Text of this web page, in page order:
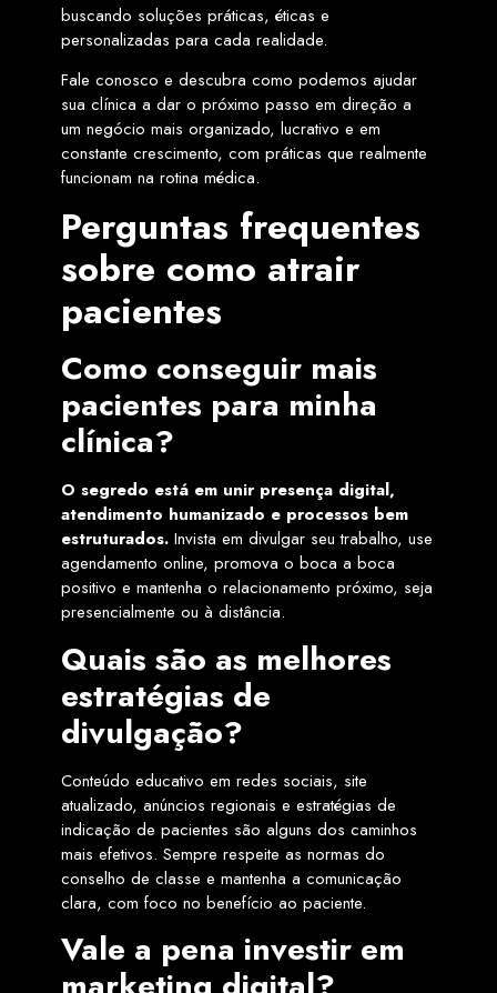
buscando soluções práticas, éticas e
personalizadas para cada realidade.
Fale conosco e descubra como podemos ajudar
sua clínica a dar o próximo passo em direção a
um negócio mais organizado, lucrativo e em
constante crescimento, com práticas que realmente
funcionam na rotina médica.
Perguntas frequentes
sobre como atrair
pacientes
Como conseguir mais
pacientes para minha
clínica?
O segredo está em unir presença digital,
atendimento humanizado e processos bem
estruturados. Invista em divulgar seu trabalho, use
agendamento online, promova o boca a boca
positivo e mantenha o relacionamento próximo, seja
presencialmente ou à distância.
Quais são as melhores
estratégias de
divulgação?
Conteúdo educativo em redes sociais, site
atualizado, anúncios regionais e estratégias de
indicação de pacientes são alguns dos caminhos
mais efetivos. Sempre respeite as normas do
conselho de classe e mantenha a comunicação
clara, com foco no benefício ao paciente.
Vale a pena investir em